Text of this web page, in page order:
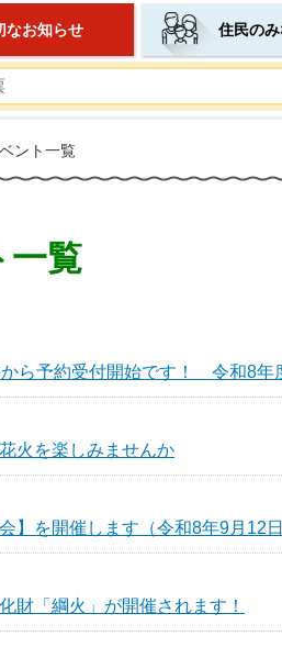
式ホームページ
なお知らせ 住民の
ント一覧
一覧
から予約受付開始です！ 令和8
火を楽しみませんか
】を開催します（令和8年9月12日
財「綱火」が開催されます！